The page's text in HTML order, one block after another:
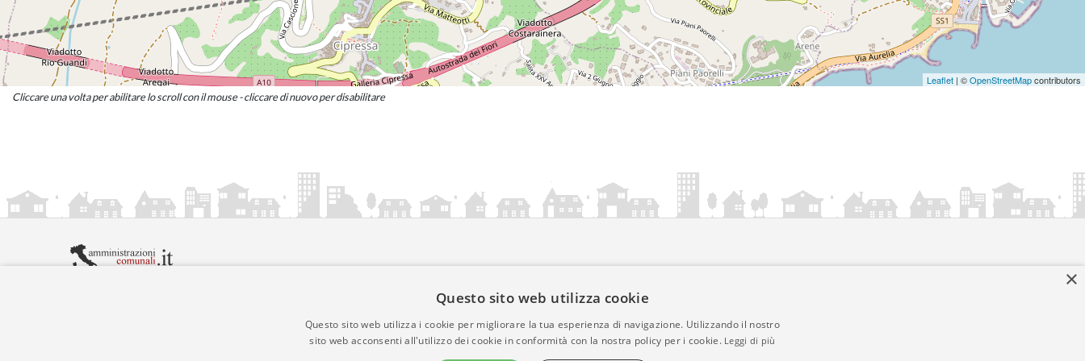
Leaflet | ©OpenStreetMapcontributors
Cliccare una volta per abilitare lo scroll con il mouse - cliccare di nuovo per disabilitare
Informativa Privacy|Informativa Cookies • Time 0.0129
×
Questo sito web utilizza cookie
Questo sito web utilizza i cookie per migliorare la tua esperienza di navigazione. Utilizzando il nostro
sito web acconsenti all'utilizzo dei cookie in conformità con la nostra policy per i cookie. Leggi di più